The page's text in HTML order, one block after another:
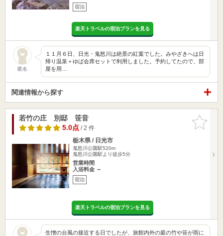
宿泊
楽天トラベルの宿泊プランを見る
匿名
１１月６日、日光・鬼怒川は絶景の紅葉でした。みやざきへは日
帰り温泉＋ゆば会席セットで利用しました。予約してたので、部
屋を用…
関連情報から探す
お気に入
りに追加
若竹の庄 別邸 笹音
5.0点/ 2 件
栃木県 / 日光市
鬼怒川公園駅520m
鬼怒川公園駅より徒歩5分
営業時間
入浴料金 ～
宿泊
楽天トラベルの宿泊プランを見る
生憎の台風の接近する日でしたが、旅館内外の庭の竹や笹が雨に